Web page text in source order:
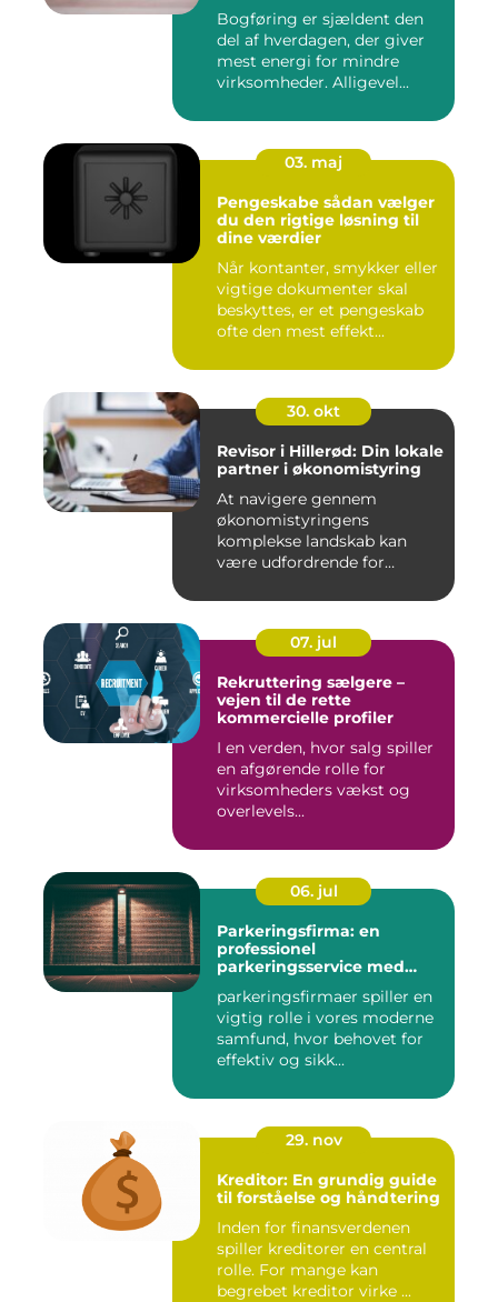
Bogføring er sjældent den
del af hverdagen, der giver
mest energi for mindre
virksomheder. Alligevel...
03. maj
Pengeskabe sådan vælger
du den rigtige løsning til
dine værdier
Når kontanter, smykker eller
vigtige dokumenter skal
beskyttes, er et pengeskab
ofte den mest effekt...
30. okt
Revisor i Hillerød: Din lokale
partner i økonomistyring
At navigere gennem
økonomistyringens
komplekse landskab kan
være udfordrende for
07. jul
Rekruttering sælgere –
vejen til de rette
kommercielle profiler
I en verden, hvor salg spiller
en afgørende rolle for
virksomheders vækst og
overlevels...
06. jul
Parkeringsfirma: en
professionel
parkeringsservice med
parkeringsfirmaer spiller en
vigtig rolle i vores moderne
samfund, hvor behovet for
effektiv og sikk...
29. nov
Kreditor: En grundig guide
til forståelse og håndtering
Inden for finansverdenen
spiller kreditorer en central
rolle. For mange kan
begrebet kreditor virke ...